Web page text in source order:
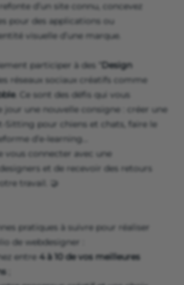
d’un site connu, concevez
pour des applications ou
visuelle d’une marque.
participer à des “
Design
réseaux sociaux créatifs comme
. Ce sont des défis qui vous
jour une nouvelle consigne : créer une
Sitting pour chiens et chats, faire le
d’e-learning…
vous connecter avec une
et de recevoir des retours
travail. 🤝
pratiques à suivre pour réaliser
de webdesigner :
entre 4 à 10 de vos meilleures